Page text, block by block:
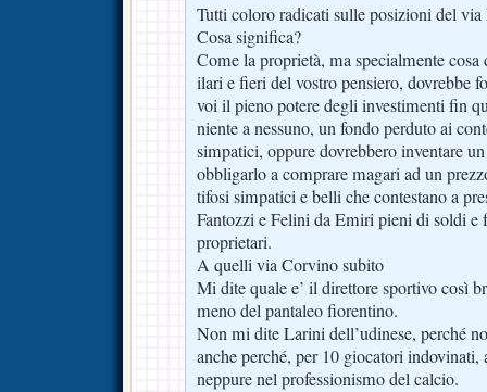
Tutti coloro radicati sulle posizioni del
Cosa significa?
Come la proprietà, ma specialmente
ilari e fieri del vostro pensiero, dovrebbe
voi il pieno potere degli investimenti fin
niente a nessuno, un fondo perduto ai
simpatici, oppure dovrebbero inventare
obbligarlo a comprare magari ad un
tifosi simpatici e belli che contestano a
Fantozzi e Felini da Emiri pieni di soldi e
proprietari.
A quelli via Corvino subito
Mi dite quale e’ il direttore sportivo così
meno del pantaleo fiorentino.
Non mi dite Larini dell’udinese, perché
anche perché, per 10 giocatori
neppure nel professionismo del calcio.